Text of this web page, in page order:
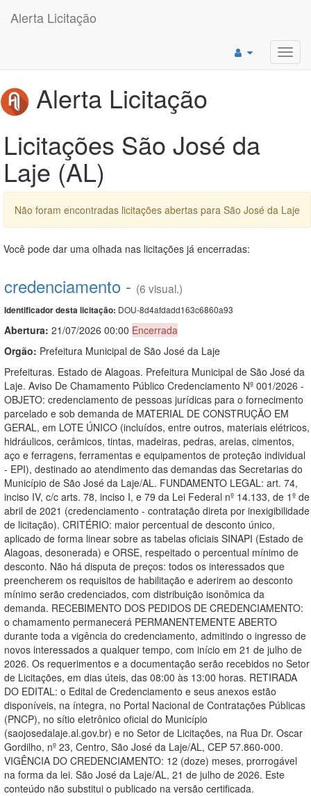
Alerta Licitação
Alerta Licitação
Licitações São José da
Laje (AL)
Não foram encontradas licitações abertas para São José da Laje
Você pode dar uma olhada nas licitações já encerradas:
credenciamento - (6 visual.)
Identificador desta licitação: DOU-8d4afdadd163c6860a93
Abertura: 21/07/2026 00:00 Encerrada
Orgão: Prefeitura Municipal de São José da Laje
Prefeituras. Estado de Alagoas. Prefeitura Municipal de São José da
Laje. Aviso De Chamamento Público Credenciamento Nº 001/2026 -
OBJETO: credenciamento de pessoas jurídicas para o fornecimento
parcelado e sob demanda de MATERIAL DE CONSTRUÇÃO EM
GERAL, em LOTE ÚNICO (incluídos, entre outros, materiais elétricos,
hidráulicos, cerâmicos, tintas, madeiras, pedras, areias, cimentos,
aço e ferragens, ferramentas e equipamentos de proteção individual
- EPI), destinado ao atendimento das demandas das Secretarias do
Município de São José da Laje/AL. FUNDAMENTO LEGAL: art. 74,
inciso IV, c/c arts. 78, inciso I, e 79 da Lei Federal nº 14.133, de 1º de
abril de 2021 (credenciamento - contratação direta por inexigibilidade
de licitação). CRITÉRIO: maior percentual de desconto único,
aplicado de forma linear sobre as tabelas oficiais SINAPI (Estado de
Alagoas, desonerada) e ORSE, respeitado o percentual mínimo de
desconto. Não há disputa de preços: todos os interessados que
preencherem os requisitos de habilitação e aderirem ao desconto
mínimo serão credenciados, com distribuição isonômica da
demanda. RECEBIMENTO DOS PEDIDOS DE CREDENCIAMENTO:
o chamamento permanecerá PERMANENTEMENTE ABERTO
durante toda a vigência do credenciamento, admitindo o ingresso de
novos interessados a qualquer tempo, com início em 21 de julho de
2026. Os requerimentos e a documentação serão recebidos no Setor
de Licitações, em dias úteis, das 08:00 às 13:00 horas. RETIRADA
DO EDITAL: o Edital de Credenciamento e seus anexos estão
disponíveis, na íntegra, no Portal Nacional de Contratações Públicas
(PNCP), no sítio eletrônico oficial do Município
(saojosedalaje.al.gov.br) e no Setor de Licitações, na Rua Dr. Oscar
Gordilho, nº 23, Centro, São José da Laje/AL, CEP 57.860-000.
VIGÊNCIA DO CREDENCIAMENTO: 12 (doze) meses, prorrogável
na forma da lei. São José da Laje/AL, 21 de julho de 2026. Este
conteúdo não substitui o publicado na versão certificada.